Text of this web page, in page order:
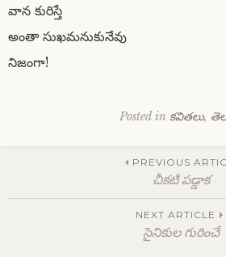
వాన కురిస్తే
అంతా సుఖమనుకునేవు
నిజంగా!
Posted in కవితలు,
navigation
PREVIOUS
చీకటి పడ్డాక
NEXT ARTICLE
సైనికుల గురించే